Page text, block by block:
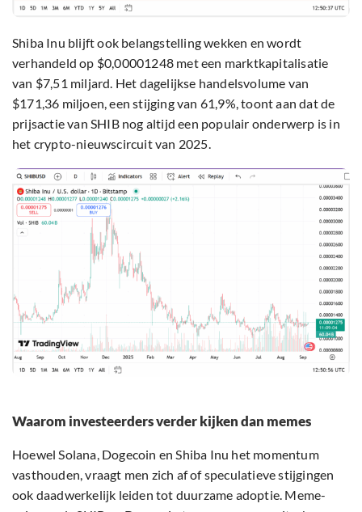
Shiba Inu blijft ook belangstelling wekken en wordt
verhandeld op $0,00001248 met een marktkapitalisatie
van $7,51 miljard. Het dagelijkse handelsvolume van
$171,36 miljoen, een stijging van 61,9%, toont aan dat de
prijsactie van SHIB nog altijd een populair onderwerp is in
het crypto-nieuwscircuit van 2025.
Waarom investeerders verder kijken dan memes
Hoewel Solana, Dogecoin en Shiba Inu het momentum
vasthouden, vraagt men zich af of speculatieve stijgingen
ook daadwerkelijk leiden tot duurzame adoptie. Meme-